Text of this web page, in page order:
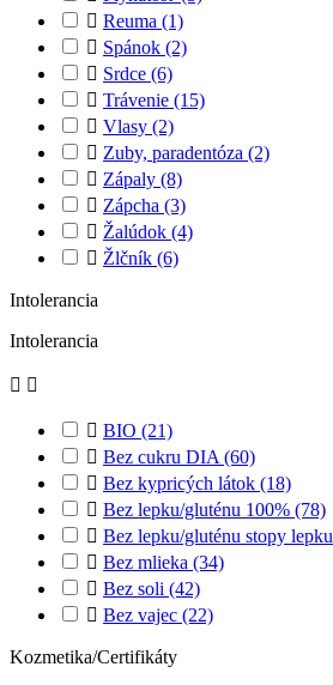
 Reuma (1)
 Spánok (2)
 Srdce (6)
 Trávenie (15)
 Vlasy (2)
 Zuby, paradentóza (2)
 Zápaly (8)
 Zápcha (3)
 Žalúdok (4)
 Žlčník (6)
Intolerancia
Intolerancia
 
 BIO (21)
 Bez cukru DIA (60)
 Bez kypricých látok (18)
 Bez lepku/gluténu 100% (78)
 Bez lepku/gluténu stopy lepku
 Bez mlieka (34)
 Bez soli (42)
 Bez vajec (22)
Kozmetika/Certifikáty